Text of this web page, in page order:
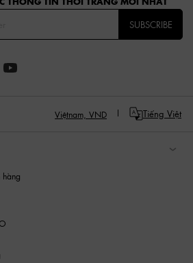
SUBSCRIBE
Việtnam, VND Tiếng Việt